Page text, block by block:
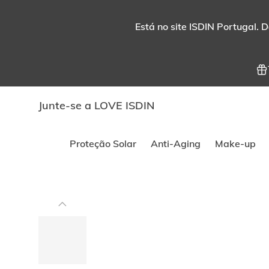
Está no site ISDIN Portugal.
Junte-se a LOVE ISDIN
Proteção Solar Anti-Aging Make-up
carrossel